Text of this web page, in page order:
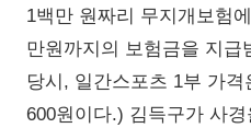
1백만 원짜리 무지개보험
만원까지의 보험금을 지급
당시, 일간스포츠 1부 가
600원이다.) 김득구가 사